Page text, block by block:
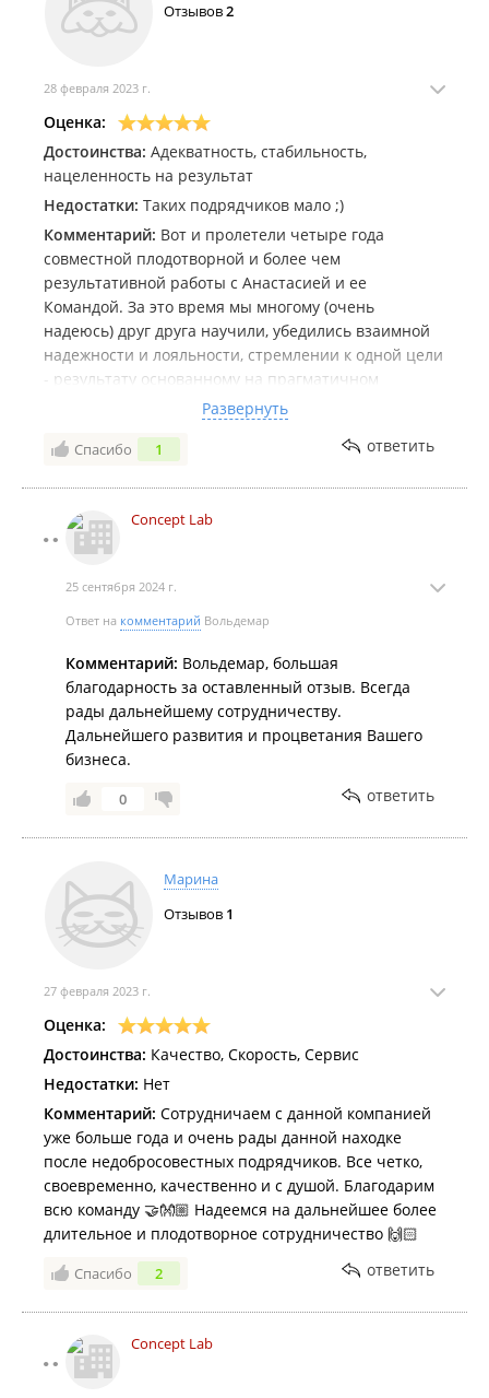
Отзывов2
28 февраля 2023 г.
Оценка:
Достоинства: Адекватность, стабильность,
нацеленность на результат
Недостатки: Таких подрядчиков мало ;)
Комментарий: Вот и пролетели четыре года
совместной плодотворной и более чем
результативной работы с Анастасией и ее
Командой. За это время мы многому (очень
надеюсь) друг друга научили, убедились взаимной
надежности и лояльности, стремлении к одной цели
- результату основанному на прагматичном
расчете. Наш маленький медицинский бизнес
вырос за это время в три раза (в деньгах и
клиентах) оставаясь в прежних рамках двух центров
они готовы слушать и слышать, видеть и учиться,
доверять тебе и не стесняться предлагать свои
дальше мы оправдаем ожидания и надежды друг
друга!
Развернуть
Спасибо 1 ответить
Concept Lab
25 сентября 2024 г.
Ответ на комментарий Вольдемар
Комментарий: Вольдемар, большая
благодарность за оставленный отзыв. Всегда
рады дальнейшему сотрудничеству.
Дальнейшего развития и процветания Вашего
бизнеса.
0 ответить
Марина
Отзывов 1
27 февраля 2023 г.
Оценка:
Достоинства: Качество, Скорость, Сервис
Недостатки: Нет
Комментарий: Сотрудничаем с данной компанией
уже больше года и очень рады данной находке
после недобросовестных подрядчиков. Все четко,
своевременно, качественно и с душой. Благодарим
всю команду 🤝👐🏼 Надеемся на дальнейшее более
длительное и плодотворное сотрудничество 🙌🏻
Спасибо 2 ответить
Concept Lab